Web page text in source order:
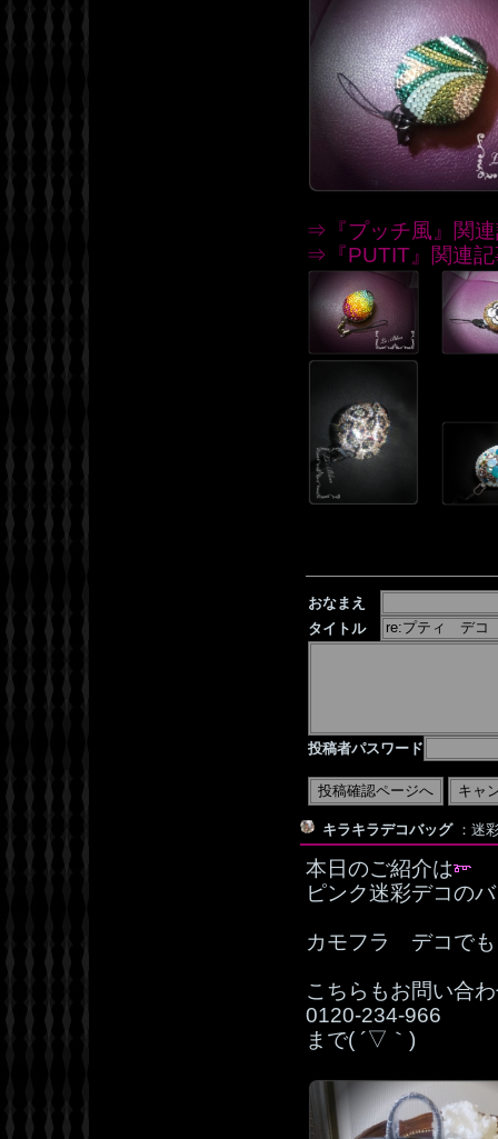
⇒『プッチ風』関
⇒『PUTIT』関連記
おなまえ
タイトル
投稿者パスワード
キラキラデコバッグ ：迷
本日のご紹介は
ピンク迷彩デコの
カモフラ デコでも
こちらもお問い合
0120‐234‐966
まで( ´▽｀)